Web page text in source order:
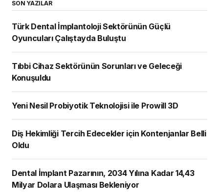
SON YAZILAR
Türk Dental İmplantoloji Sektörünün Güçlü
Oyuncuları Çalıştayda Buluştu
Tıbbi Cihaz Sektörünün Sorunları ve Geleceği
Konuşuldu
Yeni Nesil Probiyotik Teknolojisi ile Prowill 3D
Diş Hekimliği Tercih Edecekler için Kontenjanlar Belli
Oldu
Dental İmplant Pazarının, 2034 Yılına Kadar 14,43
Milyar Dolara Ulaşması Bekleniyor